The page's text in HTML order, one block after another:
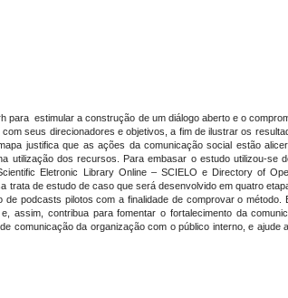
estimular a construção de um diálogo aberto e o
seus direcionadores e objetivos, a fim de ilustrar os
justifica que as ações da comunicação social estão
utilização dos recursos. Para embasar o estudo utilizou-se
Eletronic Library Online – SCIELO e Directory of
de estudo de caso que será desenvolvido em quatro
podcasts pilotos com a finalidade de comprovar o
contribua para fomentar o fortalecimento da
comunicação da organização com o público interno, e ajude